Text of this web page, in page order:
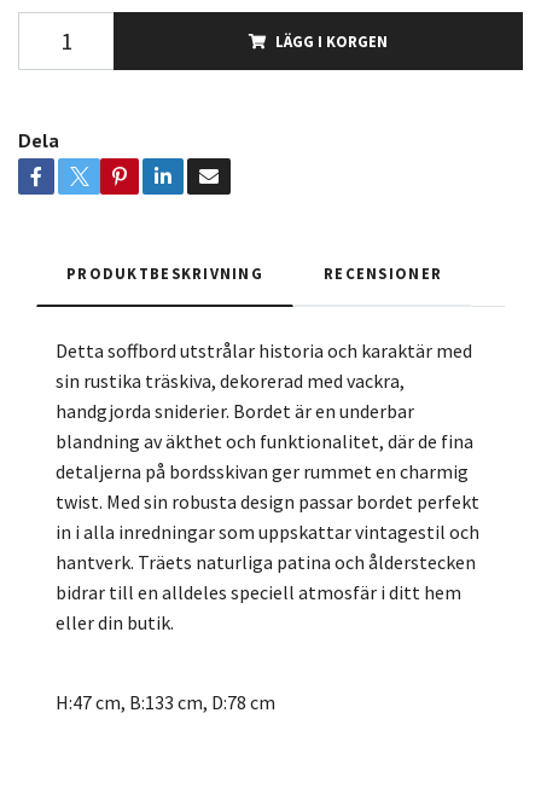
LÄGG I KORGEN
Dela
PRODUKTBESKRIVNING RECENSIONER
Detta soffbord utstrålar historia och karaktär med
sin rustika träskiva, dekorerad med vackra,
handgjorda sniderier. Bordet är en underbar
blandning av äkthet och funktionalitet, där de fina
detaljerna på bordsskivan ger rummet en charmig
twist. Med sin robusta design passar bordet perfekt
in i alla inredningar som uppskattar vintagestil och
hantverk. Träets naturliga patina och ålderstecken
bidrar till en alldeles speciell atmosfär i ditt hem
eller din butik.
H:47 cm, B:133 cm, D:78 cm